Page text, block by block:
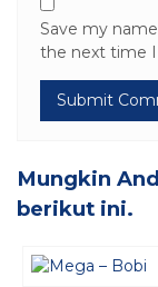
Save my
the next time
Mungkin
berikut ini.